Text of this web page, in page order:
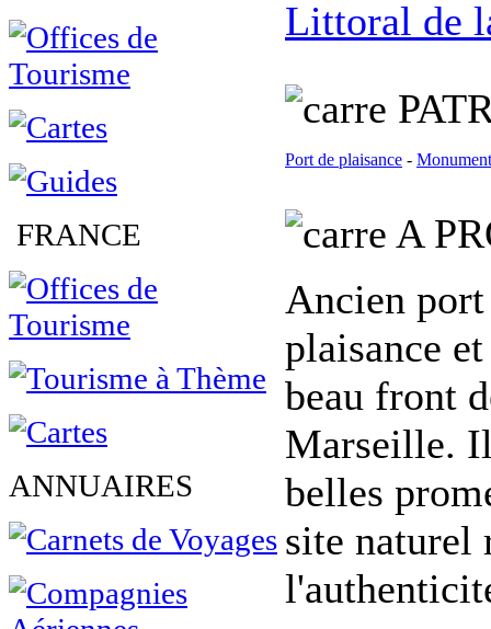
FRANCE
ANNUAIRES
Littoral de
Port de plaisance -
A
Ancien port
plaisance
beau front
Marseille.
belles
site naturel